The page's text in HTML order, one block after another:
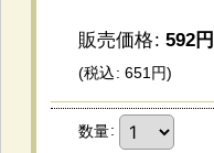
販売価格: 592円
(税込: 651 円)
数量: